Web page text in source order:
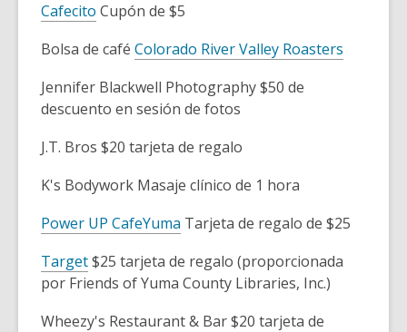
Cafecito Cupón de $5
Bolsa de café Colorado River Valley Roasters
Jennifer Blackwell Photography $50 de
descuento en sesión de fotos
J.T. Bros $20 tarjeta de regalo
K's Bodywork Masaje clínico de 1 hora
Power UP CafeYuma Tarjeta de regalo de $25
Target$25 tarjeta de regalo (proporcionada
por Friends of Yuma County Libraries, Inc.)
Wheezy's Restaurant & Bar $20 tarjeta de